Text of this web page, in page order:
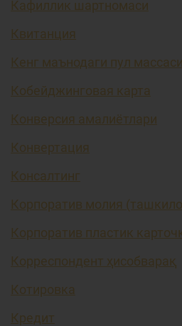
Кафиллик шартномаси
Квитанция
Кенг маънодаги пул
Кобейджинговая карта
Конверсия амалиётлари
Конвертация
Консалтинг
Корпоратив молия
Корпоратив пластик
Корреспондент ҳисобварақ
Котировка
Кредит